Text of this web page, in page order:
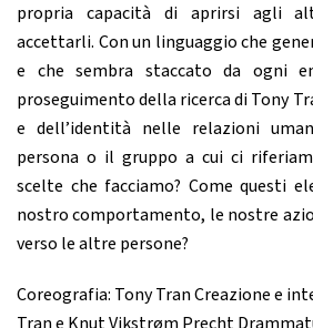
propria capacità di aprirsi agli
accettarli. Con un linguaggio che
e che sembra staccato da ogni
proseguimento della ricerca di Tony
e dell’identità nelle relazioni
persona o il gruppo a cui ci
scelte che facciamo? Come questi
nostro comportamento, le nostre
verso le altre persone?
Coreografia: Tony Tran Creazione e